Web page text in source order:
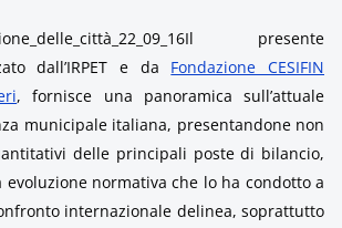
Il presente
dall’IRPET e da Fondazione CESIFIN
, fornisce una panoramica sull’attuale
municipale italiana, presentandone non
delle principali poste di bilancio,
evoluzione normativa che lo ha condotto a
internazionale delinea, soprattutto